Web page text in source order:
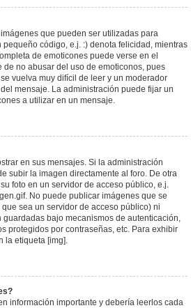
que pueden ser utilizadas para
código, e.j. :) denota felicidad, mientras
de emoticones puede verse en el
no abusar del uso de emoticonos, pues
vuelva muy difícil de leer y un moderador
mensaje. La administración puede fijar un
a utilizar en un mensaje.
en sus mensajes. Si la administración
subir la imagen directamente al foro. De otra
foto en un servidor de acceso público, e.j.
No puede publicar imágenes que se
sea un servidor de acceso público) ni
bajo mecanismos de autenticación,
protegidos por contraseñas, etc. Para exhibir
la etiqueta [img].
información importante y debería leerlos cada